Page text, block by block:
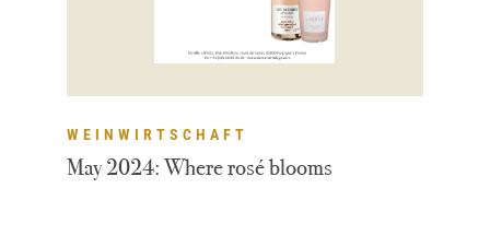
May 2024: Where rosé blooms
WEINWIRTSCHAFT